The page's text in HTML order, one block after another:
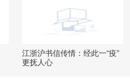
江浙沪书信传情：经此一“疫”
更抚人心